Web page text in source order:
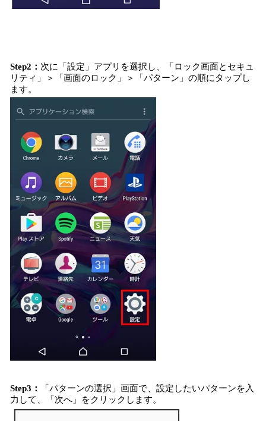
Step2： 次に「設定」アプリを選択し、「ロック画面とセキュ
リティ」＞「画面のロック」＞「パターン」の順にタップし
ます。
Step3：
「パターンの選択」画面で、設定したいパターンを入
力して、「次へ」をクリックします。